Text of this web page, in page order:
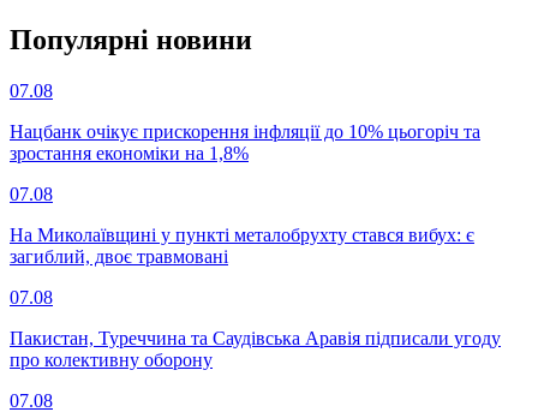
Популярнi новини
07.08
Нацбанк очікує прискорення інфляції до 10% цьогоріч та
зростання економіки на 1,8%
07.08
На Миколаївщині у пункті металобрухту стався вибух: є
загиблий, двоє травмовані
07.08
Пакистан, Туреччина та Саудівська Аравія підписали угоду
про колективну оборону
07.08